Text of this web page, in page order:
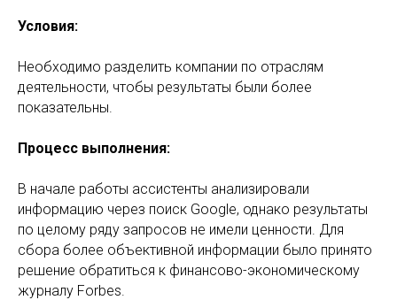
Условия:
Необходимо разделить компании по отраслям
деятельности, чтобы результаты были более
показательны.
Процесс выполнения:
В начале работы ассистенты анализировали
информацию через поиск Google, однако результаты
по целому ряду запросов не имели ценности. Для
сбора более объективной информации было принято
решение обратиться к финансово-экономическому
журналу Forbes.